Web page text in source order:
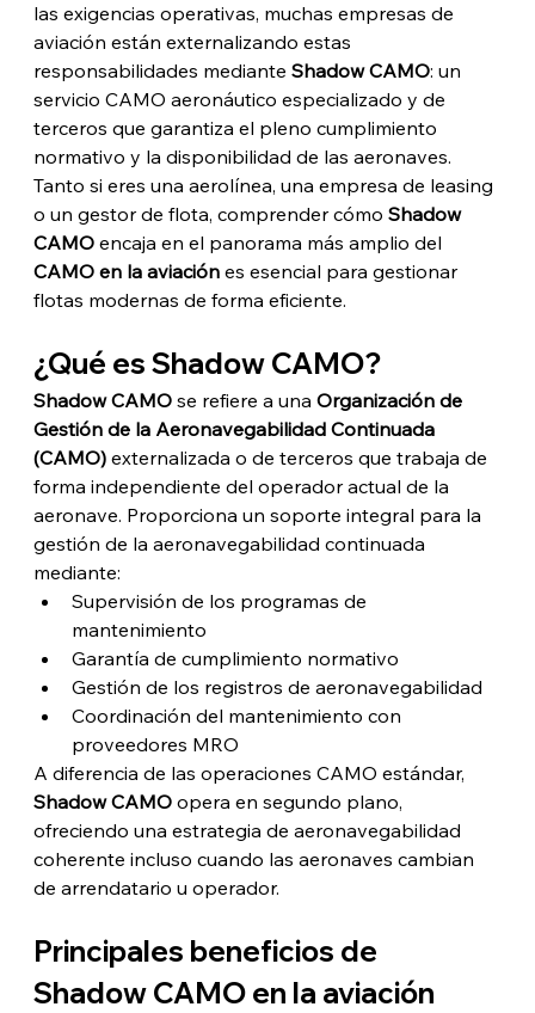
las exigencias operativas, muchas empresas de
aviación están externalizando estas
responsabilidades mediante Shadow CAMO: un
servicio CAMO aeronáutico especializado y de
terceros que garantiza el pleno cumplimiento
normativo y la disponibilidad de las aeronaves.
Tanto si eres una aerolínea, una empresa de leasing
o un gestor de flota, comprender cómo Shadow
CAMO encaja en el panorama más amplio del
CAMO en la aviación es esencial para gestionar
flotas modernas de forma eficiente.
¿Qué es Shadow CAMO?
Shadow CAMO se refiere a una Organización de
Gestión de la Aeronavegabilidad Continuada
(CAMO) externalizada o de terceros que trabaja de
forma independiente del operador actual de la
aeronave. Proporciona un soporte integral para la
gestión de la aeronavegabilidad continuada
mediante:
Supervisión de los programas de
mantenimiento
Garantía de cumplimiento normativo
Gestión de los registros de aeronavegabilidad
Coordinación del mantenimiento con
proveedores MRO
A diferencia de las operaciones CAMO estándar,
Shadow CAMO opera en segundo plano,
ofreciendo una estrategia de aeronavegabilidad
coherente incluso cuando las aeronaves cambian
de arrendatario u operador.
Principales beneficios de
Shadow CAMO en la aviación